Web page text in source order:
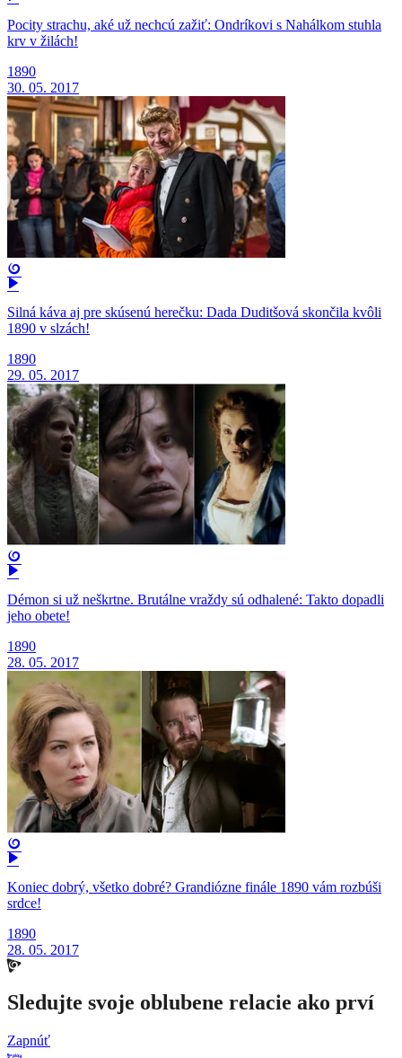
Pocity strachu, aké už nechcú zažiť: Ondríkovi s Nahálkom stuhla
krv v žilách!
1890
30. 05. 2017
Silná káva aj pre skúsenú herečku: Dada Duditšová skončila kvôli
1890 v slzách!
1890
29. 05. 2017
Démon si už neškrtne. Brutálne vraždy sú odhalené: Takto dopadli
jeho obete!
1890
28. 05. 2017
Koniec dobrý, všetko dobré? Grandiózne finále 1890 vám rozbúši
srdce!
1890
28. 05. 2017
Sledujte svoje oblubene relacie ako prví
Zapnúť